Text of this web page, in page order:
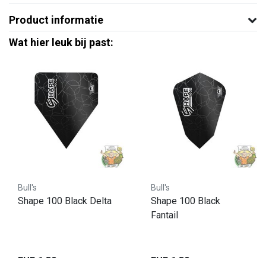
Product informatie
Wat hier leuk bij past:
Bull's
Shape 100 Black Delta
Bull's
Shape 100 Black
Fantail